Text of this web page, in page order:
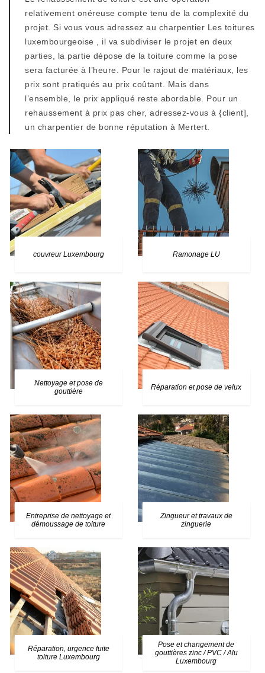
relativement onéreuse compte tenu de la complexité du
projet. Si vous vous adressez au charpentier Les toitures
luxembourgeoise , il va subdiviser le projet en deux
parties, la partie dépose de la toiture comme la pose
sera facturée à l’heure. Pour le rajout de matériaux, les
prix sont pratiqués au prix coûtant. Mais dans
l’ensemble, le prix appliqué reste abordable. Pour un
rehaussement à prix pas cher, adressez-vous à {client],
un charpentier de bonne réputation à Mertert.
couvreur Luxembourg Ramonage LU
Nettoyage et pose de
gouttière
Réparation et pose de velux
Entreprise de nettoyage et
démoussage de toiture
Zingueur et travaux de
zinguerie
Réparation, urgence fuite
toiture Luxembourg
Pose et changement de
gouttières zinc / PVC / Alu
Luxembourg